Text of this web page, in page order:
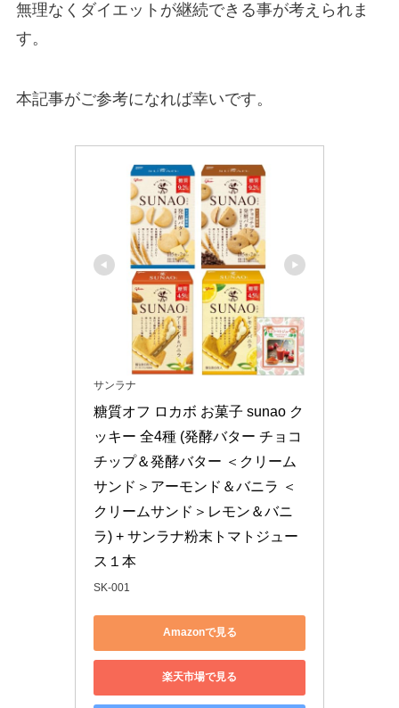
無理なくダイエットが継続できる事が考えられま
す。
本記事がご参考になれば幸いです。
サンラナ
糖質オフ ロカボ お菓子 sunao ク
ッキー 全4種 (発酵バター チョコ
チップ＆発酵バター ＜クリーム
サンド＞アーモンド＆バニラ ＜
クリームサンド＞レモン＆バニ
ラ) + サンラナ粉末トマトジュー
ス１本
SK-001
Amazonで見る
楽天市場で見る